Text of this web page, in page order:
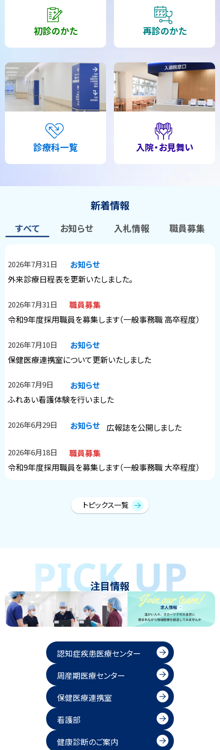
初診のかた 再診のかた
診療科一覧 入院・お見舞い
に
新着情報
すべて お知らせ 入札情報 職員募集
す
べ
2026年7月31日
お知らせ
外来診療日程表を更新いたしました。
2026年7月31日
職員募集
令和9年度採用職員を募集します（一般事務職 高卒程度）
2026年7月10日
お知らせ
保健医療連携室について更新いたしました
2026年7月9日
お知らせ
ふれあい看護体験を行いました
2026年6月29日 お知らせ 広報誌を公開しました
2026年6月18日
職員募集
令和9年度採用職員を募集します（一般事務職 大卒程度）
令和9年度採用職員を募集します（一般事務職 社会人経験
2026年6月15日
職員募集
令和9年度採用職員を募集します（薬剤師）
2026年6月15日
職員募集
令和9年度採用職員を募集します（臨床検査技師）
トピックス一覧
に
戻
る
注目情報
認知症疾患医療センター
周産期医療センター
保健医療連携室
看護部
健康診断のご案内